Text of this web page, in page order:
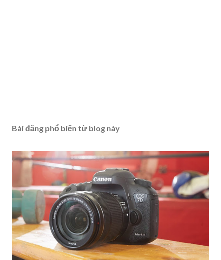
Bài đăng phổ biến từ blog này